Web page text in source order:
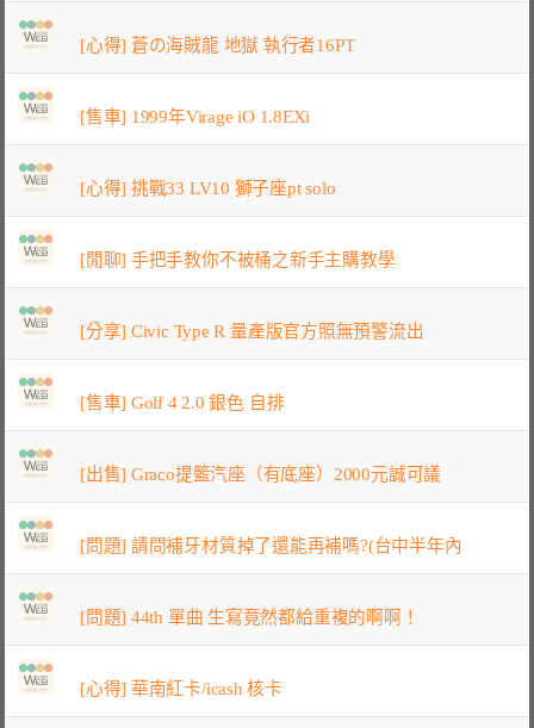
[心得] 蒼の海賊龍 地獄 執行者16PT
[售車] 1999年Virage iO 1.8EXi
[心得] 挑戰33 LV10 獅子座pt solo
[閒聊] 手把手教你不被桶之新手主購教學
[分享] Civic Type R 量產版官方照無預警流出
[售車] Golf 4 2.0 銀色 自排
[出售] Graco提籃汽座（有底座）2000元誠可議
[問題] 請問補牙材質掉了還能再補嗎?(台中半年內
[問題] 44th 單曲 生寫竟然都給重複的啊啊！
[心得] 華南紅卡/icash 核卡